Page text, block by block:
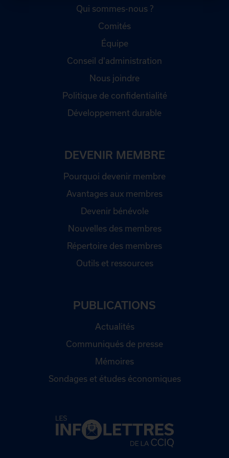
Qui sommes-nous ?
Comités
Équipe
Conseil d'administration
Nous joindre
Politique de confidentialité
Développement durable
DEVENIR MEMBRE
Pourquoi devenir membre
Avantages aux membres
Devenir bénévole
Nouvelles des membres
Répertoire des membres
Outils et ressources
PUBLICATIONS
Actualités
Communiqués de presse
Mémoires
Sondages et études économiques